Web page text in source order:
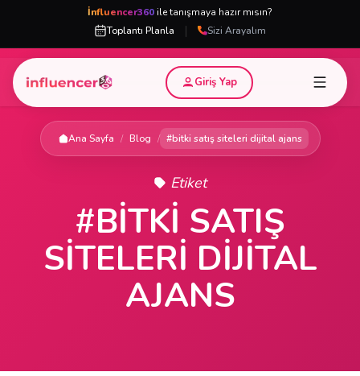
İnfluencer360 ile tanışmaya hazır mısın?
Toplantı Planla
| Sizi Arayalım
Giriş Yap
Ana Sayfa / Blog / #bitki satış siteleri dijital ajans
Etiket
#BITKI SATIŞ
SITELERI DIJITAL
AJANS